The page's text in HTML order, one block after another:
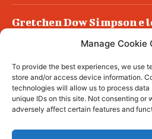
Manage Cookie
To provide the best experiences, we use
store and/or access device information.
technologies will allow us to process
unique IDs on this site. Not consenting or
adversely affect certain features and
Gretchen Dow Simpson e
Podlech, il Cile lo ha
all’ergastolo
Era ubriaca…